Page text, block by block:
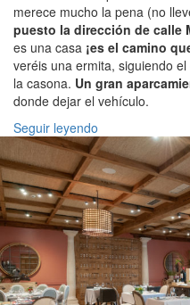
merece mucho la pena (no
puesto la dirección de calle
es una casa ¡es el camino
veréis una ermita, siguiendo
la casona. Un gran
donde dejar el vehículo.
Seguir leyendo